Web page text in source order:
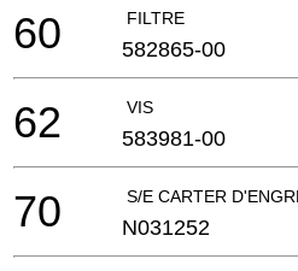
FILTRE
60 582865-00
VIS
62 583981-00
S/E CARTER
70 N031252